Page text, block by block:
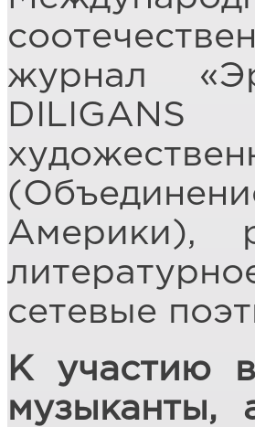
журнал
Америки),
сетевые
К участию
музыканты,